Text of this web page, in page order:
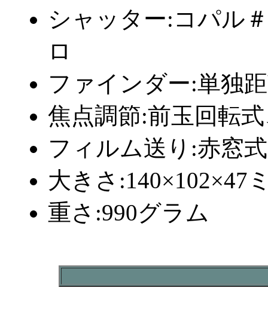
シャッター:コパル
ロ
ファインダー:単独
焦点調節:前玉回転
フィルム送り:赤窓式
大きさ:140×102×47
重さ:990グラム